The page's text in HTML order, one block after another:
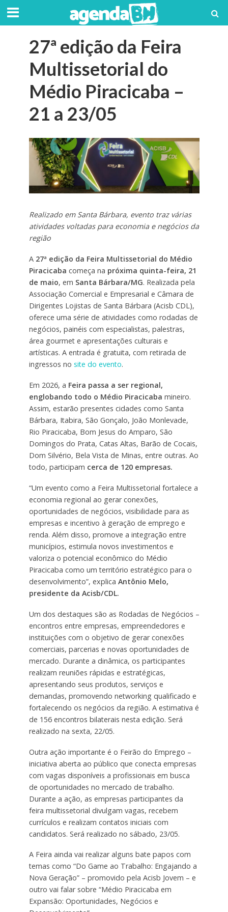
27ª edição da Feira
Multissetorial do
Médio Piracicaba –
21 a 23/05
Realizado em Santa Bárbara, evento traz várias
atividades voltadas para economia e negócios da
região
A 27ª edição da Feira Multissetorial do Médio
Piracicaba começa na próxima quinta-feira, 21
de maio, em Santa Bárbara/MG. Realizada pela
Associação Comercial e Empresarial e Câmara de
Dirigentes Lojistas de Santa Bárbara (Acisb CDL),
oferece uma série de atividades como rodadas de
negócios, painéis com especialistas, palestras,
área gourmet e apresentações culturais e
artísticas. A entrada é gratuita, com retirada de
ingressos no site do evento.
Em 2026, a Feira passa a ser regional,
englobando todo o Médio Piracicaba mineiro.
Assim, estarão presentes cidades como Santa
Bárbara, Itabira, São Gonçalo, João Monlevade,
Rio Piracicaba, Bom Jesus do Amparo, São
Domingos do Prata, Catas Altas, Barão de Cocais,
Dom Silvério, Bela Vista de Minas, entre outras. Ao
todo, participam cerca de 120 empresas.
“Um evento como a Feira Multissetorial fortalece a
economia regional ao gerar conexões,
oportunidades de negócios, visibilidade para as
empresas e incentivo à geração de emprego e
renda. Além disso, promove a integração entre
municípios, estimula novos investimentos e
valoriza o potencial econômico do Médio
Piracicaba como um território estratégico para o
desenvolvimento”, explica Antônio Melo,
presidente da Acisb/CDL.
Um dos destaques são as Rodadas de Negócios –
encontros entre empresas, empreendedores e
instituições com o objetivo de gerar conexões
comerciais, parcerias e novas oportunidades de
mercado. Durante a dinâmica, os participantes
realizam reuniões rápidas e estratégicas,
apresentando seus produtos, serviços e
demandas, promovendo networking qualificado e
fortalecendo os negócios da região. A estimativa é
de 156 encontros bilaterais nesta edição. Será
realizado na sexta, 22/05.
Outra ação importante é o Feirão do Emprego –
iniciativa aberta ao público que conecta empresas
com vagas disponíveis a profissionais em busca
de oportunidades no mercado de trabalho.
Durante a ação, as empresas participantes da
feira multissetorial divulgam vagas, recebem
currículos e realizam contatos iniciais com
candidatos. Será realizado no sábado, 23/05.
A Feira ainda vai realizar alguns bate papos com
temas como “Do Game ao Trabalho: Engajando a
Nova Geração” – promovido pela Acisb Jovem – e
outro vai falar sobre “Médio Piracicaba em
Expansão: Oportunidades, Negócios e